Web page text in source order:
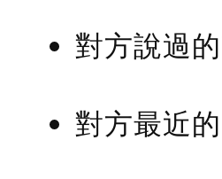
對方說過
對方最近